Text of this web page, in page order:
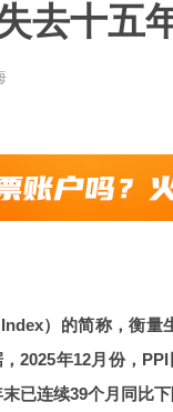
去十五
）的简称，衡量
2025年12月份，
已连续39个月同比